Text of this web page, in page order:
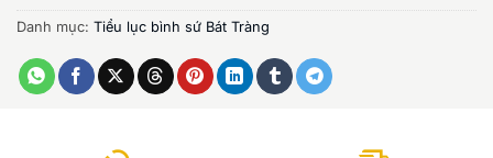
Danh mục: Tiểu lục bình sứ Bát Tràng